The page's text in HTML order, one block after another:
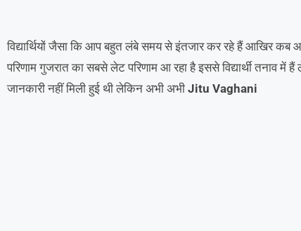
विद्यार्थियों जैसा कि आप बहुत लंबे समय से इंतजार कर रहे हैं आखिर कब
परिणाम गुजरात का सबसे लेट परिणाम आ रहा है इससे विद्यार्थी तनाव
जानकारी नहीं मिली हुई थी लेकिन अभी अभी Jitu Vaghani